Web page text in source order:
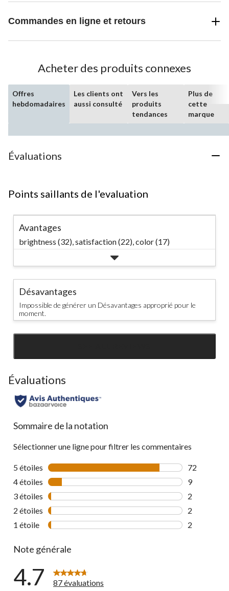
Commandes en ligne et retours
Acheter des produits connexes
Offres
hebdomadaires
Les clients ont
aussi consulté
Vers les
produits
tendances
Plus de
cette
marque
Évaluations
Points saillants de l'evaluation
Avantages
brightness (32),satisfaction (22),color (17)
Désavantages
Impossible de générer un Désavantages approprié pour le
moment.
Évaluations
Sommaire de la notation
Sélectionner une ligne pour filtrer les commentaires
5 étoiles étoiles
72
72
4 étoiles étoiles
9
9
3 étoiles étoiles
2
2
2 étoiles étoiles
2
2
1 étoile étoiles
2
Note générale
4.7 87 évaluations